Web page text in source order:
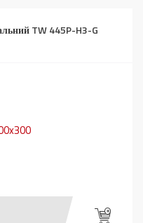
TW 445P-H3-G